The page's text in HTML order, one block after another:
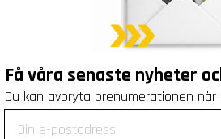
Få våra senaste nyheter
Du kan avbryta prenumerationen när